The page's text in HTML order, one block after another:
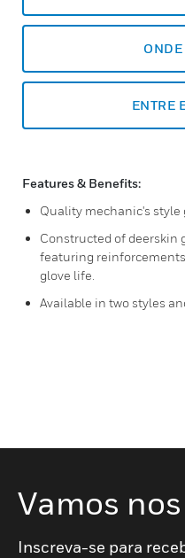
ENTRE
Features & Benefits:
Quality mechanic's style
Constructed of deerskin
featuring
glove life.
Available in two styles
Vamos
Inscreva-se para